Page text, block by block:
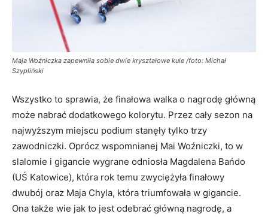
Maja Woźniczka zapewniła sobie dwie kryształowe kule /foto: Michał
Szypliński
Wszystko to sprawia, że finałowa walka o nagrodę główną
może nabrać dodatkowego kolorytu. Przez cały sezon na
najwyższym miejscu podium stanęły tylko trzy
zawodniczki. Oprócz wspomnianej Mai Woźniczki, to w
slalomie i gigancie wygrane odniosła Magdalena Bańdo
(UŚ Katowice), która rok temu zwyciężyła finałowy
dwubój oraz Maja Chyla, która triumfowała w gigancie.
Ona także wie jak to jest odebrać główną nagrodę, a